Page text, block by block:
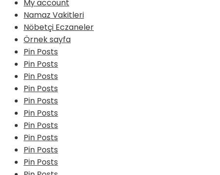
My account
Namaz Vakitleri
Nöbetçi Eczaneler
Örnek sayfa
Pin Posts
Pin Posts
Pin Posts
Pin Posts
Pin Posts
Pin Posts
Pin Posts
Pin Posts
Pin Posts
Pin Posts